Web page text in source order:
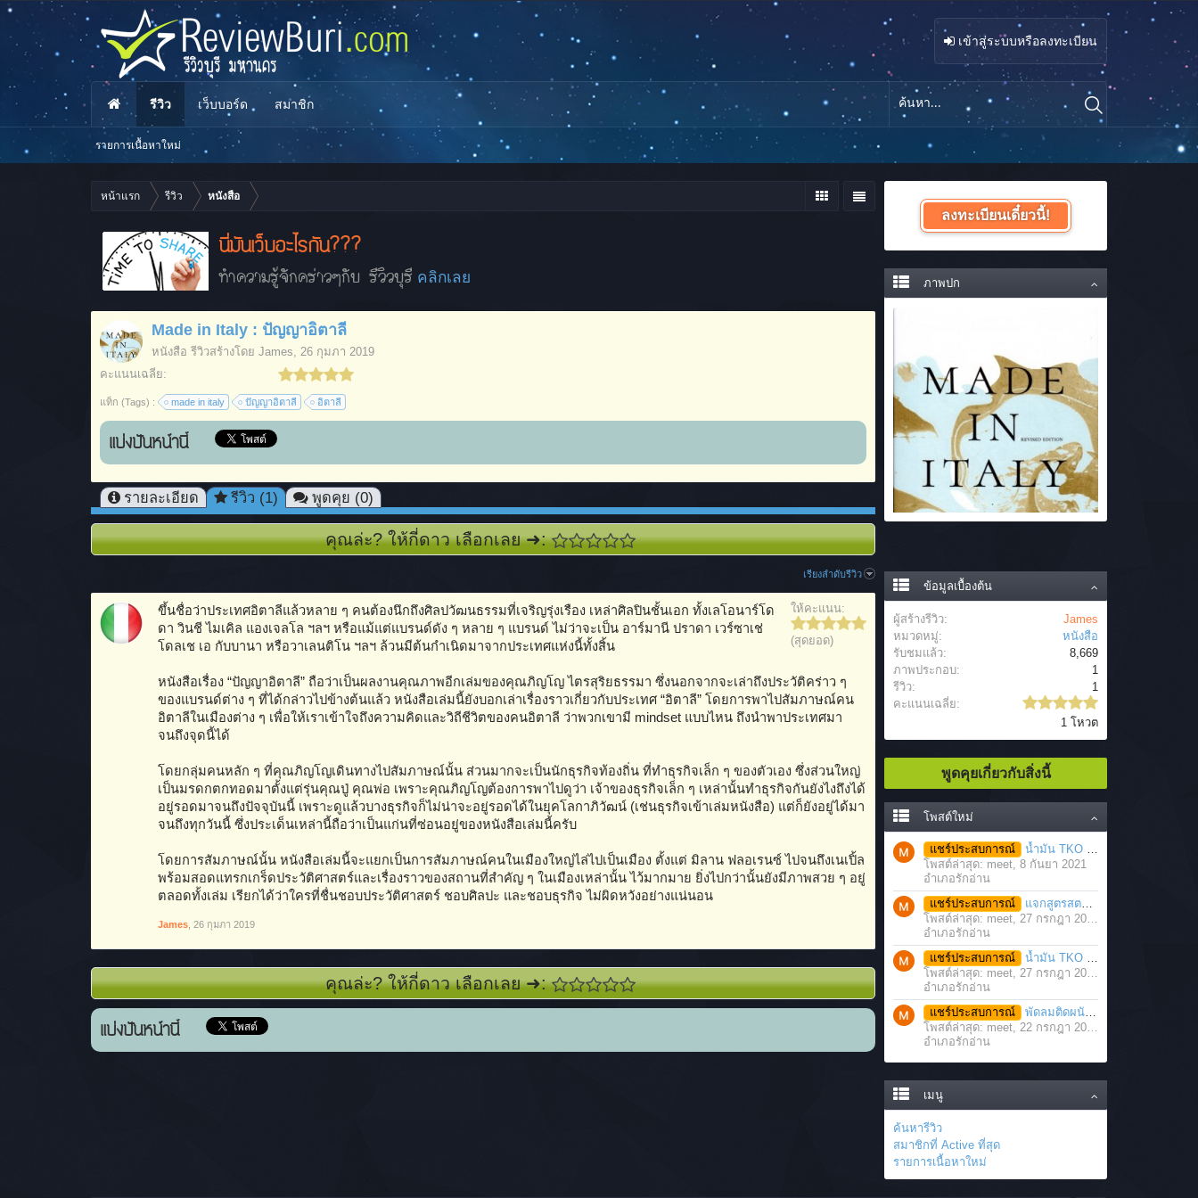
หน้าแรก รีวิว หนังสือ
นี่มันเว็บอะไรกัน???
ทำความรู้จักคร่าวๆกับ รีวิวบุรี คลิกเลย
Made in Italy : ปัญญาอิตาลี
หนังสือ รีวิวสร้างโดย James, 26 กุมภา 2019
คะแนนเฉลี่ย:
แท็ก (Tags) : made in italy ปัญญาอิตาลี อิตาลี
แบ่งปันหน้านี้
รายละเอียด รีวิว (1) พูดคุย (0)
คุณล่ะ? ให้กี่ดาว เลือกเลย ➜:
เรียงลำดับรีวิว
ให้คะแนน:
(สุดยอด)
ขึ้นชื่อว่าประเทศอิตาลีแล้วหลาย ๆ คนต้องนึกถึงศิลปวัฒนธรรมที่เจริญรุ่งเรือง เหล่าศิลปินชั้นเอก ทั้งเลโอนาร์โด
ดา วินชี ไมเคิล แองเจลโล ฯลฯ หรือแม้แต่แบรนด์ดัง ๆ หลาย ๆ แบรนด์ ไม่ว่าจะเป็น อาร์มานี ปราดา เวร์ซาเช่
โดลเช เอ กับบานา หรือวาเลนติโน ฯลฯ ล้วนมีต้นกำเนิดมาจากประเทศแห่งนี้ทั้งสิ้น
หนังสือเรื่อง “ปัญญาอิตาลี” ถือว่าเป็นผลงานคุณภาพอีกเล่มของคุณภิญโญ ไตรสุริยธรรมา ซึ่งนอกจากจะเล่าถึงประวัติคร่าว ๆ
ของแบรนด์ต่าง ๆ ที่ได้กล่าวไปข้างต้นแล้ว หนังสือเล่มนี้ยังบอกเล่าเรื่องราวเกี่ยวกับประเทศ “อิตาลี” โดยการพาไปสัมภาษณ์คน
อิตาลีในเมืองต่าง ๆ เพื่อให้เราเข้าใจถึงความคิดและวิถีชีวิตของคนอิตาลี ว่าพวกเขามี mindset แบบไหน ถึงนำพาประเทศมา
จนถึงจุดนี้ได้
โดยกลุ่มคนหลัก ๆ ที่คุณภิญโญเดินทางไปสัมภาษณ์นั้น ส่วนมากจะเป็นนักธุรกิจท้องถิ่น ที่ทำธุรกิจเล็ก ๆ ของตัวเอง ซึ่งส่วนใหญ่
เป็นมรดกตกทอดมาตั้งแต่รุ่นคุณปู่ คุณพ่อ เพราะคุณภิญโญต้องการพาไปดูว่า เจ้าของธุรกิจเล็ก ๆ เหล่านั้นทำธุรกิจกันยังไงถึงได้
อยู่รอดมาจนถึงปัจจุบันนี้ เพราะดูแล้วบางธุรกิจก็ไม่น่าจะอยู่รอดได้ในยุคโลกาภิวัฒน์ (เช่นธุรกิจเข้าเล่มหนังสือ) แต่ก็ยังอยู่ได้มา
จนถึงทุกวันนี้ ซึ่งประเด็นเหล่านี้ถือว่าเป็นแก่นที่ซ่อนอยู่ของหนังสือเล่มนี้ครับ
โดยการสัมภาษณ์นั้น หนังสือเล่มนี้จะแยกเป็นการสัมภาษณ์คนในเมืองใหญ่ไล่ไปเป็นเมือง ตั้งแต่ มิลาน ฟลอเรนซ์ ไปจนถึงเนเปิ้ล
พร้อมสอดแทรกเกร็ดประวัติศาสตร์และเรื่องราวของสถานที่สำคัญ ๆ ในเมืองเหล่านั้น ไว้มากมาย ยิ่งไปกว่านั้นยังมีภาพสวย ๆ อยู่
ตลอดทั้งเล่ม เรียกได้ว่าใครที่ชื่นชอบประวัติศาสตร์ ชอบศิลปะ และชอบธุรกิจ ไม่ผิดหวังอย่างแน่นอน
James 26 กุมภา 2019
คุณล่ะ? ให้กี่ดาว เลือกเลย ➜:
แบ่งปันหน้านี้
ลงทะเบียนเดี๋ยวนี้!
ภาพปก
ข้อมูลเบื้องต้น
ผู้สร้างรีวิว:
James
หมวดหมู่:
หนังสือ
รับชมแล้ว:
8,669
ภาพประกอบ:
1
รีวิว:
1
คะแนนเฉลี่ย:
1 โหวต
พูดคุยเกี่ยวกับสิ่งนี้
โพสต์ใหม่
แชร์ประสบการณ์
น้ำมัน TKO นวดคลายเส้นคลายกล้ามเนื้อ จากภาวะตึงหรือเคล็ด บาดเจ็บ ได้อย่างฉับพลัน
โพสต์ล่าสุด: meet, 8 กันยา 2021
อำเภอรักอ่าน
แชร์ประสบการณ์
แจกสูตรสตรอว์เบอร์รี่โยเกิร์ตสมูทตี้ ทำง่าย อร่อย แค่มีเครื่องปั่นน้ำผลไม้
โพสต์ล่าสุด: meet, 27 กรกฎา 2021
อำเภอรักอ่าน
แชร์ประสบการณ์
น้ำมัน TKO คลายเส้น คลายกล้ามเนื้อ บรรเทาอาการบาดเจ็บโดยฉับพลัน
โพสต์ล่าสุด: meet, 27 กรกฎา 2021
อำเภอรักอ่าน
แชร์ประสบการณ์
พัดลมติดผนัง มอเตอร์ประสิทธิภาพสูง ติดตั้งง่าย ประหยัดพื้นที่
โพสต์ล่าสุด: meet, 22 กรกฎา 2021
อำเภอรักอ่าน
เมนู
ค้นหารีวิว
สมาชิกที่ Active ที่สุด
รายการเนื้อหาใหม่
เข้าสู่ระบบหรือลงทะเบียน
รีวิว
รายการเนื้อหาใหม่
เว็บบอร์ด สมาชิก